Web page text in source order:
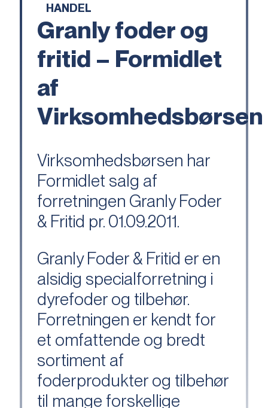
HANDEL
Granly foder og
fritid – Formidlet
af
Virksomhedsbørsen
Virksomhedsbørsen har
Formidlet salg af
forretningen Granly Foder
& Fritid pr. 01.09.2011.
Granly Foder & Fritid er en
alsidig specialforretning i
dyrefoder og tilbehør.
Forretningen er kendt for
et omfattende og bredt
sortiment af
foderprodukter og tilbehør
til mange forskellige